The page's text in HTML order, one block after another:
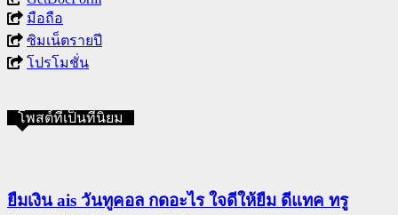
มือถือ
ซิมเน็ตรายปี
โปรโมชั่น
โพสต์ที่เป็นที่นิยม
ยืมเงิน ais วันทูคอล กดอะไร ใจดีให้ยืม ดีแทค ทรู